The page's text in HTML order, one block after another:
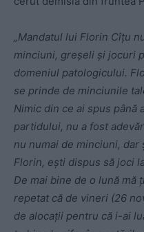
„Mandatul lui Florin Cîțu
minciuni, greșeli și jocuri
domeniul patologicului.
se prinde de minciunile
Nimic din ce ai spus până
partidului, nu a fost
nu numai de minciuni,
Florin, ești dispus să joci
De mai bine de o lună mă
repetat că de vineri (26
de alocații pentru că i-ai